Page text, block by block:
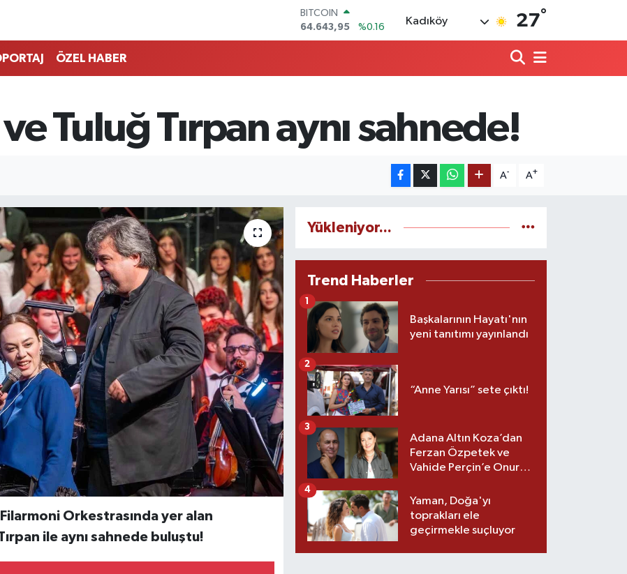
DOLAR
47,6006
%0.06
EURO
BİST100
13.799
%70
Kadıköy 27°
ÖZEL HABER
Tuluğ Tırpan aynı sahnede!
A- A+
Orkestrasında yer alan
ile aynı sahnede buluştu!
Yükleniyor...
Trend Haberler
Başkalarının Hayatı'nın
yeni tanıtımı yayınlandı
1
“Anne Yarısı” sete çıktı!
2
Adana Altın Koza’dan
Ferzan Özpetek ve
Vahide Perçin’e Onur
3
Yaman, Doğa'yı
toprakları ele
geçirmekle suçluyor
4